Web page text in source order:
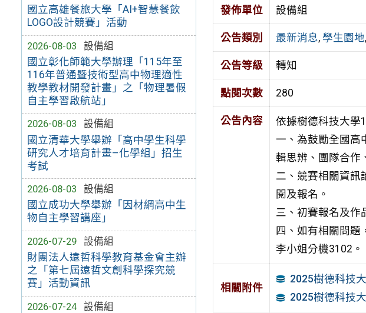
國立高雄餐旅大學「AI+智慧餐飲
LOGO設計競賽」活動
2026-08-03
設備組
國立彰化師範大學辦理「115年至
116年普通暨技術型高中物理適性
教學教材開發計畫」之「物理暑假
自主學習啟航站」
2026-08-03
設備組
國立清華大學舉辦「高中學生科學
研究人才培育計畫–化學組」招生
考試
2026-08-03
設備組
國立成功大學舉辦「因材網高中生
物自主學習講座」
2026-07-29
設備組
財團法人遠哲科學教育基金會主辦
之「第七屆遠哲文創科學探究競
賽」活動資訊
2026-07-24
設備組
發佈單位 設備組
公告類別 最新消息, 學生園地,
公告等級 轉知
點閱次數 280
公告內容
依據樹德科技大學
一、為鼓勵全國高
輯思辨、團隊合作
二、競賽相關資訊
閱及報名。
三、初賽報名及作
四、如有相關問題
李小姐分機3102。
相關附件
2025樹德科技
2025樹德科技